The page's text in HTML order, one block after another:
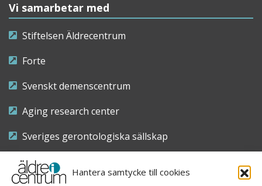
Hantera samtycke till cookies
Vi samarbetar med
Stiftelsen Äldrecentrum
Forte
Svenskt demenscentrum
Aging research center
Sveriges gerontologiska sällskap
Riksföreningen för sjuksköterskor inom äldre- och
demensvård